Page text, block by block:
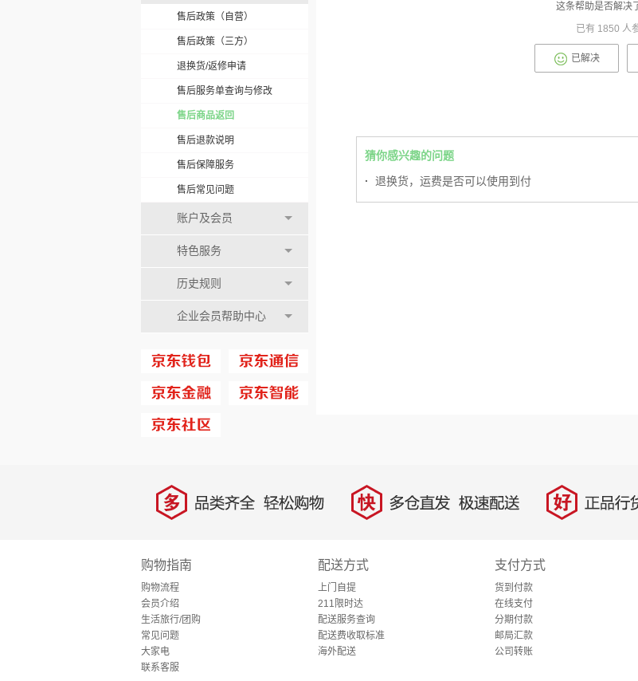
售后政策（自营）
售后政策（三方）
退换货/返修申请
售后服务单查询与修改
售后商品返回
售后退款说明
售后保障服务
售后常见问题
账户及会员
特色服务
历史规则
企业会员帮助中心
这条帮助是否解决
已有 1850 人
已解决
猜你感兴趣的问题
· 退换货，运费是否可以使用到付
多 品类齐全，轻松购物 快 多仓直发，极速配送 好 正品行货
购物指南
购物流程
会员介绍
生活旅行/团购
常见问题
大家电
联系客服
配送方式
上门自提
211限时达
配送服务查询
配送费收取标准
海外配送
支付方式
货到付款
在线支付
分期付款
邮局汇款
公司转账